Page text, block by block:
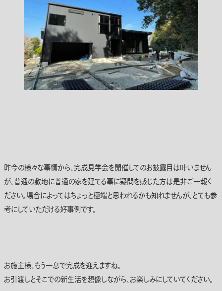
昨今の様々な事情から、完成見学会を開催してのお披露目は叶いません
が、普通の敷地に普通の家を建てる事に疑問を感じた方は是非ご一報く
ださい。場合によってはちょっと極端と思われるかも知れませんが、とても参
考にしていただける好事例です。
お施主様、もう一息で完成を迎えますね。
お引渡しとそこでの新生活を想像しながら、お楽しみにしていてください。